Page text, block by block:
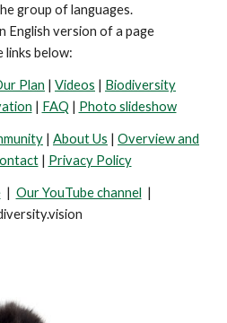
group of languages.
English version of a page
links below:
Plan | Videos | Biodiversity
| FAQ | Photo slideshow
| About Us | Overview and
| Privacy Policy
| Our YouTube channel |